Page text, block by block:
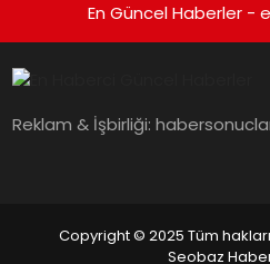
En Güncel Haberler -
Reklam & İşbirliği:
Copyright © 2025 Tüm hakları
Seobaz